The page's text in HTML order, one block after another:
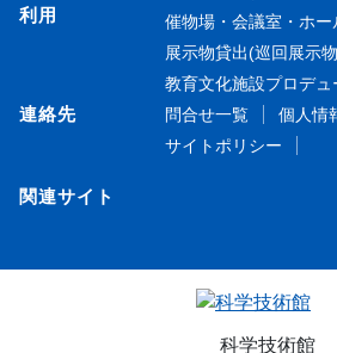
利用
催物場・会議室・ホー
展示物貸出(巡回展示
教育文化施設プロデュ
連絡先 問合せ一覧
個人情
サイトポリシー
関連サイト
科学技術館